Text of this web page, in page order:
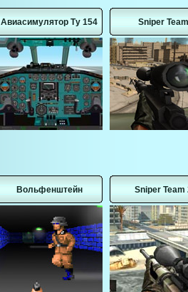
Авиасимулятор Ту 154 Sniper Team
Вольфенштейн Sniper Team